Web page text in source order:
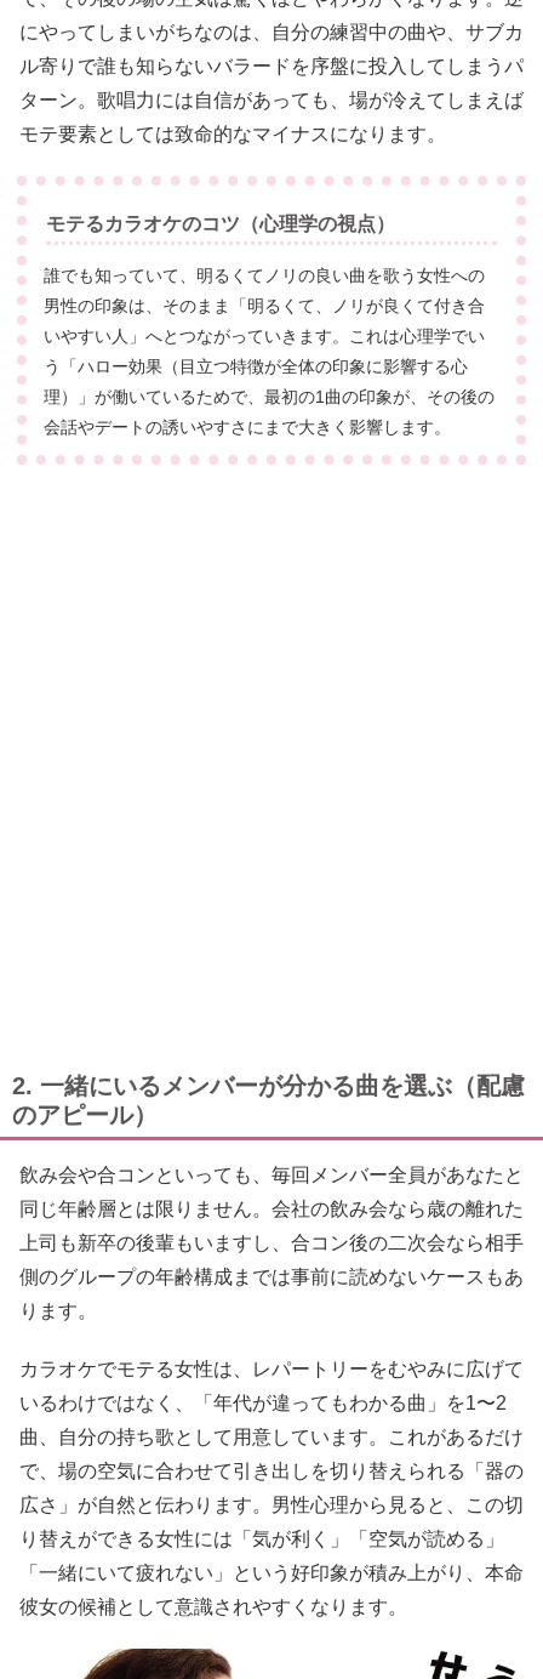
にやってしまいがちなのは、自分の練習中の曲や、サブカ
ル寄りで誰も知らないバラードを序盤に投入してしまうパ
ターン。歌唱力には自信があっても、場が冷えてしまえば
モテ要素としては致命的なマイナスになります。
モテるカラオケのコツ（心理学の視点）
誰でも知っていて、明るくてノリの良い曲を歌う女性への
男性の印象は、そのまま「明るくて、ノリが良くて付き合
いやすい人」へとつながっていきます。これは心理学でい
う「ハロー効果（目立つ特徴が全体の印象に影響する心
理）」が働いているためで、最初の1曲の印象が、その後の
会話やデートの誘いやすさにまで大きく影響します。
2. 一緒にいるメンバーが分かる曲を選ぶ（配慮
のアピール）
飲み会や合コンといっても、毎回メンバー全員があなたと
同じ年齢層とは限りません。会社の飲み会なら歳の離れた
上司も新卒の後輩もいますし、合コン後の二次会なら相手
側のグループの年齢構成までは事前に読めないケースもあ
ります。
カラオケでモテる女性は、レパートリーをむやみに広げて
いるわけではなく、「年代が違ってもわかる曲」を1〜2
曲、自分の持ち歌として用意しています。これがあるだけ
で、場の空気に合わせて引き出しを切り替えられる「器の
広さ」が自然と伝わります。男性心理から見ると、この切
り替えができる女性には「気が利く」「空気が読める」
「一緒にいて疲れない」という好印象が積み上がり、本命
彼女の候補として意識されやすくなります。